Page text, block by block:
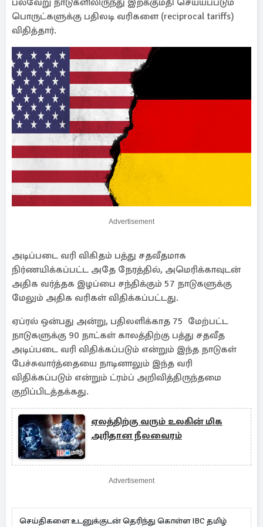
பல்வேறு நாடுகளிலிருந்து இறக்குமதி செய்யப்படும்
பொருட்களுக்கு பதிலடி வரிகளை (reciprocal tariffs)
விதித்தார்.
Advertisement
அடிப்படை வரி விகிதம் பத்து சதவீதமாக
நிர்ணயிக்கப்பட்ட அதே நேரத்தில், அமெரிக்காவுடன்
அதிக வர்த்தக இழப்பை சந்திக்கும் 57 நாடுகளுக்கு
மேலும் அதிக வரிகள் விதிக்கப்பட்டது.
ஏப்ரல் ஒன்பது அன்று, பதிலளிக்காத 75 மேற்பட்ட
நாடுகளுக்கு 90 நாட்கள் காலத்திற்கு பத்து சதவீத
அடிப்படை வரி விதிக்கப்படும் என்றும் இந்த நாடுகள்
பேச்சுவார்த்தையை நாடினாலும் இந்த வரி
விதிக்கப்படும் என்றும் ட்ரம்ப் அறிவித்திருந்தமை
குறிப்பிடத்தக்கது.
ஏலத்திற்கு வரும் உலகின் மிக
அரிதான நீலவைரம்
Advertisement
செய்திகளை உடனுக்குடன் தெரிந்து கொள்ள IBC தமிழ்